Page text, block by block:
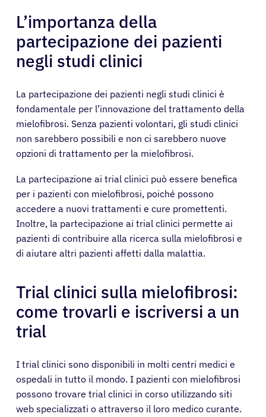
Risorse
Chi siamo
Registrazione
Italiano
L’importanza della
partecipazione dei pazienti
negli studi clinici
La partecipazione dei pazienti negli studi clinici è
fondamentale per l’innovazione del trattamento della
mielofibrosi. Senza pazienti volontari, gli studi clinici
non sarebbero possibili e non ci sarebbero nuove
opzioni di trattamento per la mielofibrosi.
La partecipazione ai trial clinici può essere benefica
per i pazienti con mielofibrosi, poiché possono
accedere a nuovi trattamenti e cure promettenti.
Inoltre, la partecipazione ai trial clinici permette ai
pazienti di contribuire alla ricerca sulla mielofibrosi e
di aiutare altri pazienti affetti dalla malattia.
Trial clinici sulla mielofibrosi:
come trovarli e iscriversi a un
trial
I trial clinici sono disponibili in molti centri medici e
ospedali in tutto il mondo. I pazienti con mielofibrosi
possono trovare trial clinici in corso utilizzando siti
web specializzati o attraverso il loro medico curante.